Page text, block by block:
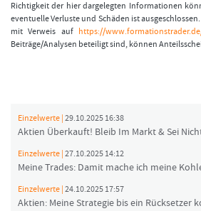
Richtigkeit der hier dargelegten Informationen
eventuelle Verluste und Schäden ist
mit Verweis auf https://
Beiträge/Analysen beteiligt sind, können
Einzelwerte | 29.10.2025 16:38
Aktien Überkauft! Bleib Im Markt & Sei
Einzelwerte | 27.10.2025 14:12
Meine Trades: Damit mache ich meine
Einzelwerte | 24.10.2025 17:57
Aktien: Meine Strategie bis ein